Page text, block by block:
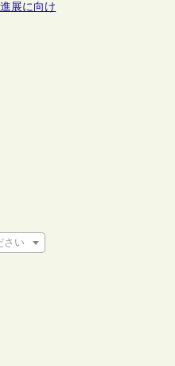
展に向け
さい